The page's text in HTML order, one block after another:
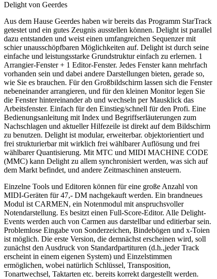
Delight von Geerdes
Aus dem Hause Geerdes haben wir bereits das Programm StarTrack
getestet und ein gutes Zeugnis ausstellen können. Delight ist parallel
dazu entstanden und weist einen umfangreichen Sequenzer mit
schier unausschöpfbaren Möglichkeiten auf. Delight ist durch seine
einfache und leistungsstarke Grundstruktur einfach zu erlernen. 1
Arrangier-Fenster + 1 Editor-Fenster. Jedes Fenster kann mehrfach
vorhanden sein und dabei andere Darstellungen bieten, gerade so,
wie Sie es brauchen. Für den Großbildschirm lassen sich die Fenster
nebeneinander arrangieren, und für den kleinen Monitor legen Sie
die Fenster hintereinander ab und wechseln per Mausklick das
Arbeitsfenster. Einfach für den Einstieg/schnell für den Profi. Eine
Bedienungsanleitung mit Index und Begriffserläuterungen zum
Nachschlagen und aktueller Hilfezeile ist direkt auf dem Bildschirm
zu benutzen. Delight ist modular, erweiterbar. objektorientiert und
frei strukturierbar mit wirklich frei wählbarer Auflösung und frei
wählbarer Quantisierung. Mit MTC und MIDI MACHINE CODE
(MMC) kann Delight zu allem synchronisiert werden, was sich auf
dem Markt befindet, und andere Zeitmaschinen ansteuern.
Einzelne Tools und Editoren können für eine große Anzahl von
MIDI-Geräten für 47,- DM nachgekauft werden. Ein brandneues
Modul ist CARMEN, ein Notenmodul mit anspruchsvoller
Notendarstellung. Es besitzt einen Full-Score-Editor. Alle Delight-
Events werden auch von Carmen aus darstellbar und editierbar sein.
Problemlose Eingabe von Sonderzeichen, Bindebögen und x-Toien
ist möglich. Die erste Version, die demnächst erscheinen wird, soll
zunächst den Ausdruck von Standardpartituren (d.h.,jeder Track
erscheint in einem eigenen System) und Einzelstimmen
ermöglichen, wobei natürlich Schlüssel, Transposition,
Tonartwechsel, Taktarten etc. bereits korrekt dargestellt werden.